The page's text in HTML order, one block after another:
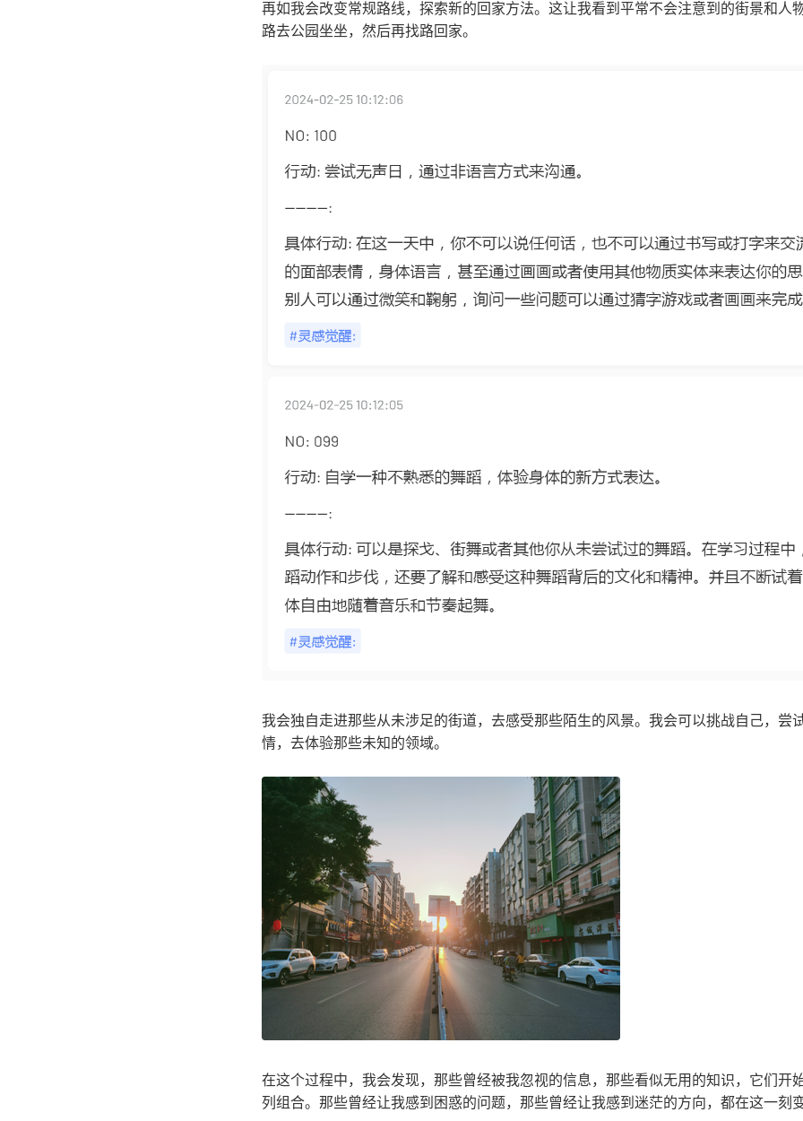
再如我会改变常规路线，探索新的回家方法。这让我看到平常不会注意到的街景和人
路去公园坐坐，然后再找路回家。
我会独自走进那些从未涉足的街道，去感受那些陌生的风景。我会可以挑战自己，尝
情，去体验那些未知的领域。
在这个过程中，我会发现，那些曾经被我忽视的信息，那些看似无用的知识，它们开
列组合。那些曾经让我感到困惑的问题，那些曾经让我感到迷茫的方向，都在这一刻